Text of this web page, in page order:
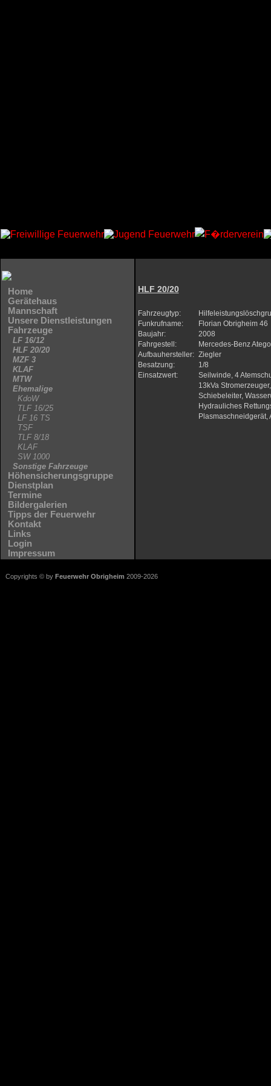
Home
Gerätehaus
Mannschaft
Unsere Dienstleistungen
Fahrzeuge
LF 16/12
HLF 20/20
MZF 3
KLAF
MTW
Ehemalige
KdoW
TLF 16/25
LF 16 TS
TSF
TLF 8/18
KLAF
SW 1000
Sonstige Fahrzeuge
Höhensicherungsgruppe
Dienstplan
Termine
Bildergalerien
Tipps der Feuerwehr
Kontakt
Links
Login
Impressum
HLF 20/20
Fahrzeugtyp:
Funkrufname:
Florian Obrigheim 46
Baujahr:
2008
Fahrgestell:
Mercedes-Benz
Aufbauhersteller: Ziegler
Besatzung:
1/8
Einsatzwert:
Seilwinde, 4
13kVa
Schiebeleiter,
Hydrauliches
Plasmaschneidgerät,
Copyrights © by Feuerwehr Obrigheim 2009-2026